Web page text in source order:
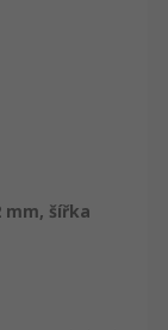
mm, šířka